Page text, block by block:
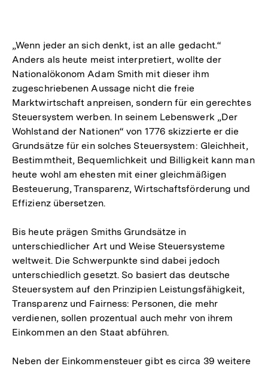
„Wenn jeder an sich denkt, ist an alle gedacht.“
Anders als heute meist interpretiert, wollte der
Nationalökonom Adam Smith mit dieser ihm
zugeschriebenen Aussage nicht die freie
Marktwirtschaft anpreisen, sondern für ein gerechtes
Steuersystem werben. In seinem Lebenswerk „Der
Wohlstand der Nationen“ von 1776 skizzierte er die
Grundsätze für ein solches Steuersystem: Gleichheit,
Bestimmtheit, Bequemlichkeit und Billigkeit kann man
heute wohl am ehesten mit einer gleichmäßigen
Besteuerung, Transparenz, Wirtschaftsförderung und
Effizienz übersetzen.
Bis heute prägen Smiths Grundsätze in
unterschiedlicher Art und Weise Steuersysteme
weltweit. Die Schwerpunkte sind dabei jedoch
unterschiedlich gesetzt. So basiert das deutsche
Steuersystem auf den Prinzipien Leistungsfähigkeit,
Transparenz und Fairness: Personen, die mehr
verdienen, sollen prozentual auch mehr von ihrem
Einkommen an den Staat abführen.
Neben der Einkommensteuer gibt es circa 39 weitere